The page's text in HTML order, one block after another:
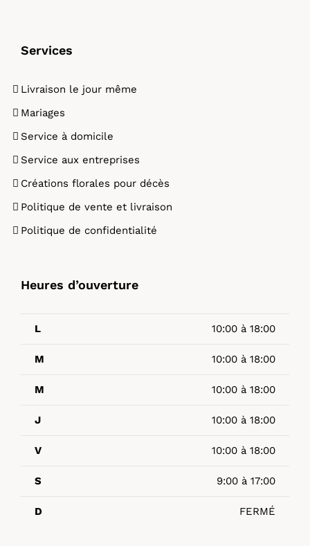
Services
Livraison le jour même
Mariages
Service à domicile
Service aux entreprises
Créations florales pour décès
Politique de vente et livraison
Politique de confidentialité
Heures d’ouverture
L 10:00 à 18:00
M 10:00 à 18:00
M 10:00 à 18:00
J 10:00 à 18:00
V 10:00 à 18:00
S 9:00 à 17:00
D FERMÉ